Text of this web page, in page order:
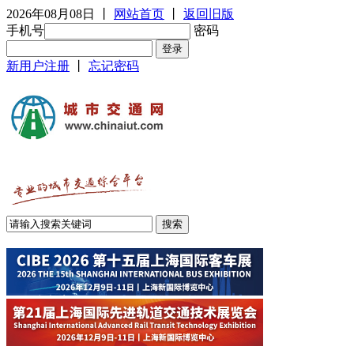
2026年08月08日 网站首页
返回旧版
手机号
密码
新用户注册 忘记密码